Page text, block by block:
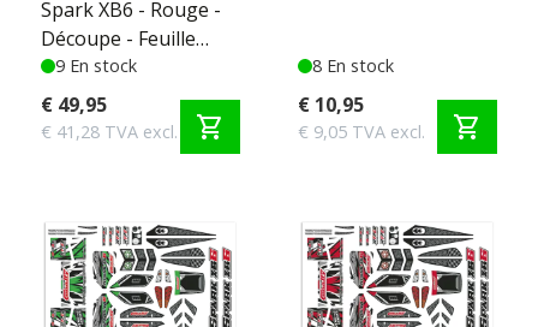
Spark XB6 - Rouge -
Découpe - Feuille
d'autocollants - 1 pc
9 En stock
€ 49,95
€ 41,28 TVA excl. shopping_cart
8 En stock
€ 10,95
€ 9,05 TVA excl. shopping_cart